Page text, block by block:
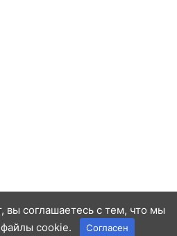
вы соглашаетесь с тем, что мы
cookie.
Согласен